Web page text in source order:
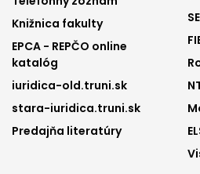
Knižnica fakulty
EPCA - REPČO online
katalóg
iuridica-old.truni.sk
stara-iuridica.truni.sk
Predajňa literatúry